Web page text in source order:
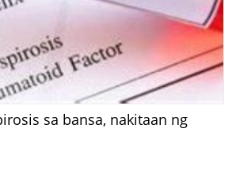
sa bansa, nakitaan ng